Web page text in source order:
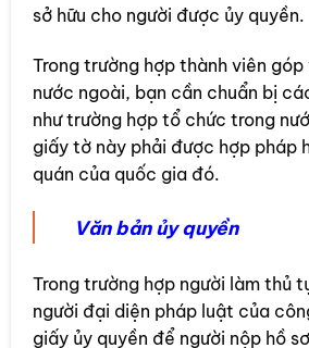
sở hữu cho người được ủy quyền.
Trong trường hợp thành viên
nước ngoài, bạn cần chuẩn bị
như trường hợp tổ chức trong
giấy tờ này phải được hợp pháp
quán của quốc gia đó.
Văn bản ủy quyền
Trong trường hợp người làm thủ
người đại diện pháp luật của
giấy ủy quyền để người nộp hồ